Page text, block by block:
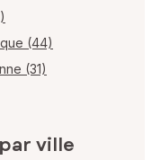
(44)
(31)
ville